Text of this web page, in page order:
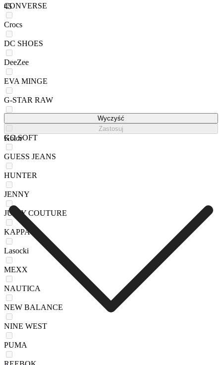
45
CONVERSE
Crocs
DC SHOES
DeeZee
EVA MINGE
G-STAR RAW
GO SOFT
GUESS JEANS
HUNTER
JENNY
JUICY COUTURE
KAPPA
Lasocki
MEXX
NAUTICA
NEW BALANCE
NINE WEST
PUMA
Wyczyść
Zastosuj
Kolor